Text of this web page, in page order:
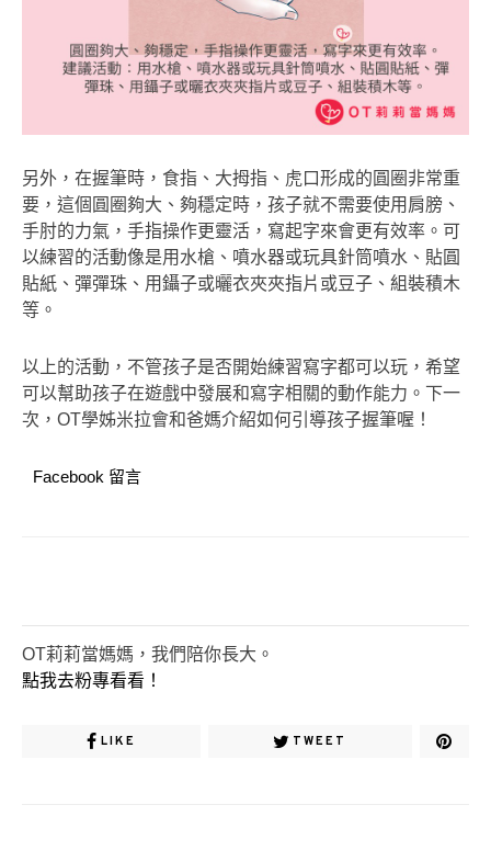
另外，在握筆時，食指、大拇指、虎口形成的圓圈非常重
要，這個圓圈夠大、夠穩定時，孩子就不需要使用肩膀、
手肘的力氣，手指操作更靈活，寫起字來會更有效率。可
以練習的活動像是用水槍、噴水器或玩具針筒噴水、貼圓
貼紙、彈彈珠、用鑷子或曬衣夾夾指片或豆子、組裝積木
等。
以上的活動，不管孩子是否開始練習寫字都可以玩，希望
可以幫助孩子在遊戲中發展和寫字相關的動作能力。下一
次，OT學姊米拉會和爸媽介紹如何引導孩子握筆喔！
Facebook 留言
OT莉莉當媽媽，我們陪你長大。
點我去粉專看看！
LIKE TWEET